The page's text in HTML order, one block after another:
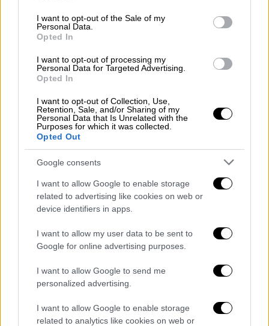
consent section.
I want to opt-out of the Sale of my
Personal Data.
Opted In
I want to opt-out of processing my
Personal Data for Targeted Advertising.
Opted In
I want to opt-out of Collection, Use,
Retention, Sale, and/or Sharing of my
Personal Data that Is Unrelated with the
Purposes for which it was collected.
Opted Out
Google consents
I want to allow Google to enable storage
related to advertising like cookies on web or
device identifiers in apps.
I want to allow my user data to be sent to
Google for online advertising purposes.
I want to allow Google to send me
personalized advertising.
I want to allow Google to enable storage
related to analytics like cookies on web or
(Πηγή: Ελληνική Αστυνομία)
της Νεκταρίας, γεννηθέντα την 30-4-2001
στην Αθήνα,